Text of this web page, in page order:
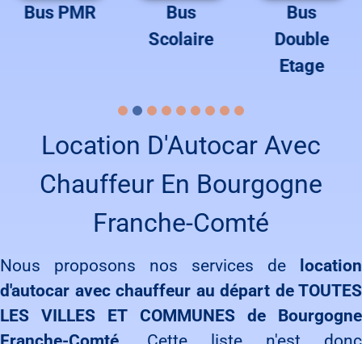
Bus PMR
Bus
Scolaire
Bus
Double
Etage
Location D'Autocar Avec
Chauffeur En Bourgogne
Franche-Comté
Nous proposons nos services de
location
d'autocar avec chauffeur au départ de TOUTES
LES VILLES ET COMMUNES de Bourgogne